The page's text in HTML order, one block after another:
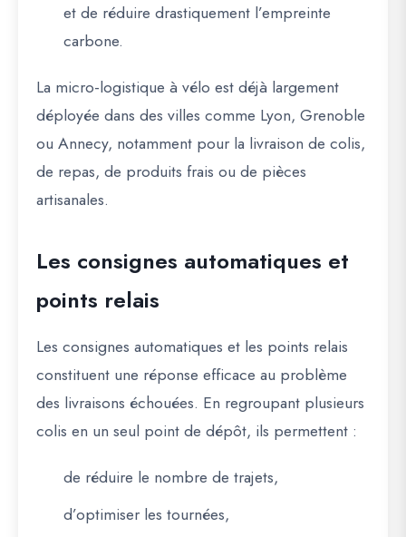
et de réduire drastiquement l’empreinte
carbone.
La micro-logistique à vélo est déjà largement
déployée dans des villes comme Lyon, Grenoble
ou Annecy, notamment pour la livraison de colis,
de repas, de produits frais ou de pièces
artisanales.
Les consignes automatiques et
points relais
Les consignes automatiques et les points relais
constituent une réponse efficace au problème
des livraisons échouées. En regroupant plusieurs
colis en un seul point de dépôt, ils permettent :
de réduire le nombre de trajets,
d’optimiser les tournées,